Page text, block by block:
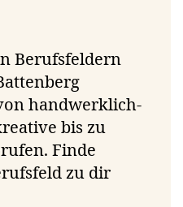
Wohnmöglichkeit
Ausbildungsort
(Studio oder
WG)
Berufsfeldern
handwerklich-
bis zu
Finde
zu dir